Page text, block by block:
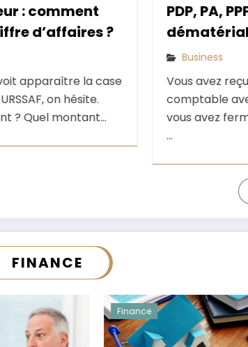
PDP, PA, PPF : le grand bazar de la
dématérialisation des factures
Vous avez reçu un mail de votre expert-
comptable avec trois acronymes dedans, et
vous avez fermé l'onglet. On vous comprend.
FINANCE
Finance Finance